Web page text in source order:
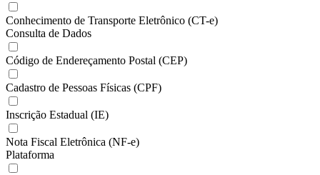
Conhecimento de Transporte Eletrônico (CT-e)
Consulta de Dados
Código de Endereçamento Postal (CEP)
Cadastro de Pessoas Físicas (CPF)
Inscrição Estadual (IE)
Nota Fiscal Eletrônica (NF-e)
Plataforma